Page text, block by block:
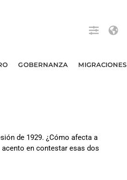
GOBERNANZA MIGRACIONES
de 1929. ¿Cómo afecta a
en contestar esas dos